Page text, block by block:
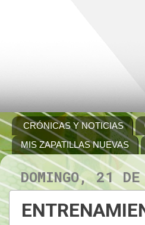
CRÓNICAS Y NOTICIAS
MIS ZAPATILLAS NUEVAS
DOMINGO, 21